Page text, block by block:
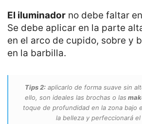
El iluminador no debe faltar
Se debe aplicar en la parte
en el arco de cupido, sobre y
en la barbilla.
Tips 2: aplicarlo de forma suave sin
ello, son ideales las brochas o las
toque de profundidad en la zona bajo
la belleza y perfeccionará